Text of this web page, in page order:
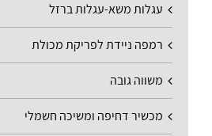
עגלות משא-עגלות ברזל
רמפה ניידת לפריקת מכולת
משווה גובה
מכשיר דחיפה ומשיכה חשמלי